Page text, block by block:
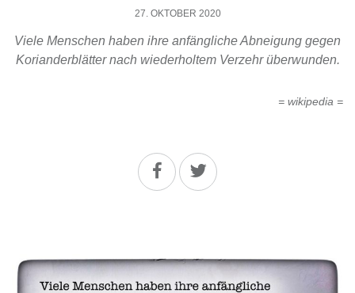
27. OKTOBER 2020
Viele Menschen haben ihre anfängliche Abneigung gegen
Korianderblätter nach wiederholtem Verzehr überwunden.
= wikipedia =